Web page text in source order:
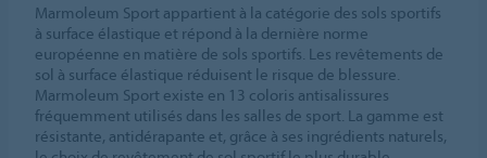
Marmoleum Sport appartient à la catégorie des sols sportifs
à surface élastique et répond à la dernière norme
européenne en matière de sols sportifs. Les revêtements de
sol à surface élastique réduisent le risque de blessure.
Marmoleum Sport existe en 13 coloris antisalissures
fréquemment utilisés dans les salles de sport. La gamme est
résistante, antidérapante et, grâce à ses ingrédients naturels,